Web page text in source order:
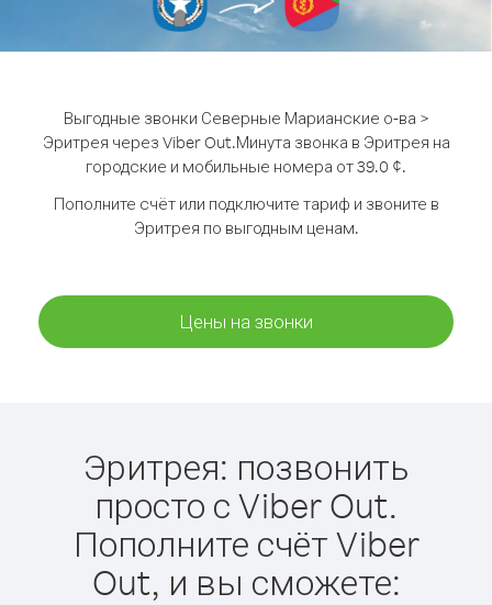
Выгодные звонки Северные Марианские о-ва >
Эритрея через Viber Out.Минута звонка в Эритрея на
городские и мобильные номера от 39.0 ¢.
Пополните счёт или подключите тариф и звоните в
Эритрея по выгодным ценам.
Цены на звонки
Эритрея: позвонить
просто с Viber Out.
Пополните счёт Viber
Out, и вы сможете: